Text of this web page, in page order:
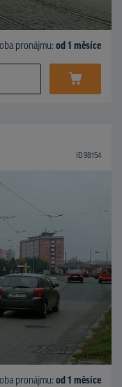
pronájmu: od 1 měsíce
ID 98154
pronájmu: od 1 měsíce